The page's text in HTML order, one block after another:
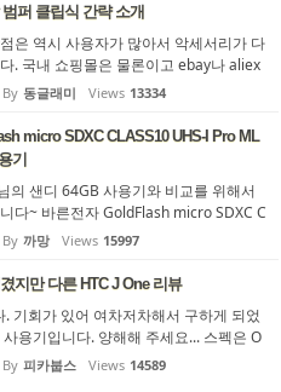
퍼 클립식 간략 소개
은 역시 사용자가 많아서 악세서리가 다
. 국내 쇼핑몰은 물론이고 ebay나 aliex
한 케이스들이 있죠. 메탈 범퍼 케이스
요~ 메탈 범퍼들이 대부분 나사를 조이
리 교체가 힘들어서 그동안 구매를 안했
없이 클립식으로 바로 착탈이 되는 방
구매해봤습니다. 국내에서는 거의 2만원
서 aliexpress에 개당 6달러 정도에 색
해봤습니다. ...
By 동글래미 Views 13334
micro SDXC CLASS10 UHS-I Pro ML
기
의 샌디 64GB 사용기와 비교를 위해서
다~ 바른전자 GoldFlash micro SDXC C
MLC (64GB)는 요즘 64GB제품 대부분
데 MLC 제품으로 데이터의 안정성이 조
상됩니다. 예전에 오늘의 주인공 입니
플합니다. 가격은 같은회사 TLC 제품에
쌉니다. (제품명 MLC-Pro, TLC-Ultra)
exFAT로 잘됩니다. (일부 exFAT를 지원
기기에서 ...
By 까망 Views 15997
지만 다른 HTC J One 리뷰
. 기회가 있어 여차저차해서 구하게 되었
용기입니다. 양해해 주세요... 스펙은 O
근 4.2.2 업데이트로 wifi 802.11ac (draf
는, 로컬라이징 기기의 한계가 극명히
By 피카붑스 Views 14589